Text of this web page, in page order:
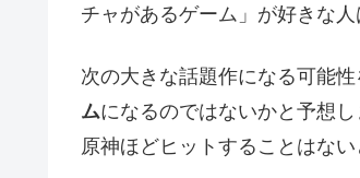
チャがあるゲーム」が好きな
次の大きな話題作になる可能
ムになるのではないかと予想
原神ほどヒットすることはない